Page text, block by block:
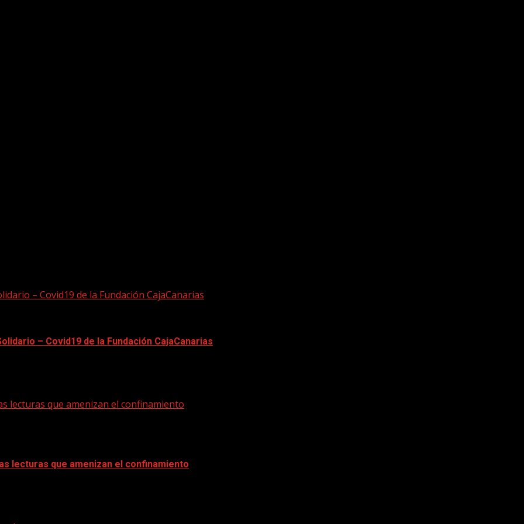
– Covid19 de la Fundación CajaCanarias
– Covid19 de la Fundación CajaCanarias
lecturas que amenizan el confinamiento
lecturas que amenizan el confinamiento